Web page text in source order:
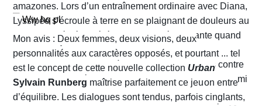
Format comics cartonné
EAN/ISBN : 979-10-26822-81-3
Nombre de pages : 128
amazones. Lors d’un entraînement ordinaire avec Diana,
Lyssipée s’écroule à terre en se plaignant de douleurs au
ventre. La vérité se révèle plus que dérangeante quand
elle avoue être enceinte. En transgressant la loi, elle
oblige la reine Hippolyte à prendre des sanctions contre
elle, mais cette décision va susciter de vifs remous parmi
les amazones. En effet, si c’est la reine en personne qui
Mon avis : Deux femmes, deux visions, deux
personnalités aux caractères opposés, et pourtant ... tel
est le concept de cette nouvelle collection Urban
Comics X DC Créationsnée de la collaboration entre
Urban Comics et l’éditeur DC. Avec ce duo d’héroïnes
Sylvain Runberg maîtrise parfaitement ce jeu
d’équilibre. Les dialogues sont tendus, parfois cinglants,